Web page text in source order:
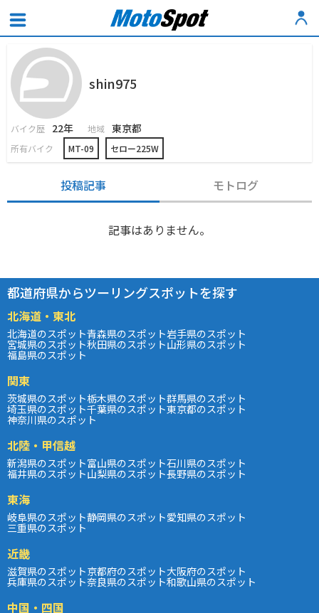
shin975
バイク歴 22年 地域 東京都
所有バイク MT-09 セロー225W
投稿記事 モトログ
記事はありません。
都道府県からツーリングスポットを探す
北海道・東北
北海道のスポット青森県のスポット岩手県のスポット
宮城県のスポット秋田県のスポット山形県のスポット
福島県のスポット
関東
茨城県のスポット栃木県のスポット群馬県のスポット
埼玉県のスポット千葉県のスポット東京都のスポット
神奈川県のスポット
北陸・甲信越
新潟県のスポット富山県のスポット石川県のスポット
福井県のスポット山梨県のスポット長野県のスポット
東海
岐阜県のスポット静岡県のスポット愛知県のスポット
三重県のスポット
近畿
滋賀県のスポット京都府のスポット大阪府のスポット
兵庫県のスポット奈良県のスポット和歌山県のスポット
中国・四国